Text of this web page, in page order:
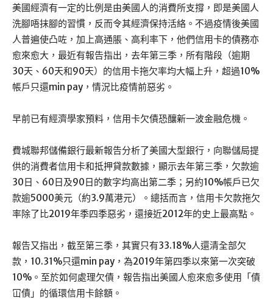
美國經濟有一定的比例是由美國人的消費所支撐，即是美國人
洗腳唔抹腳的習慣，反而令其經濟保持活絡。不過疫情後美國
人普遍使凸咗，加上高通脹、高利率下，他們信用卡的債務亦
愈來愈大，最近有報告指出，去年第三季，所有階段（逾期
30天、60天和90天）的信用卡拖欠率均大幅上升，超過10%
帳戶只還min pay，情況比疫情前惡劣。
早前已有經濟學家預料，信用卡欠債恐釀新一波金融危機。
費城聯邦儲備銀行最新報告分析了美國大型銀行，向聯儲局提
供的消費者信用卡和抵押貸款數據，顯示去年第三季，欠款逾
30日、60日及90日的數字均高出第二季；另約10%帳戶已欠
款逾5000美元（約3.9萬港元）。總括而言，信用卡欠款拖欠
率除了比2019年季四季惡劣，還接近2012年的史上最高點。
報告又指出，截至第三季，其實只有33.18%人還清全部欠
款，10.31%只還min pay，為2019年第四季以來第一次突破
10%。至於如何處理欠債，報告指出美國人愈來愈多使用「債
冚債」的循環信用卡餘額。